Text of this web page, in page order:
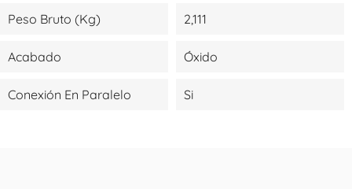
Peso Bruto (kg) 2,111
Acabado Óxido
Conexión En Paralelo Si